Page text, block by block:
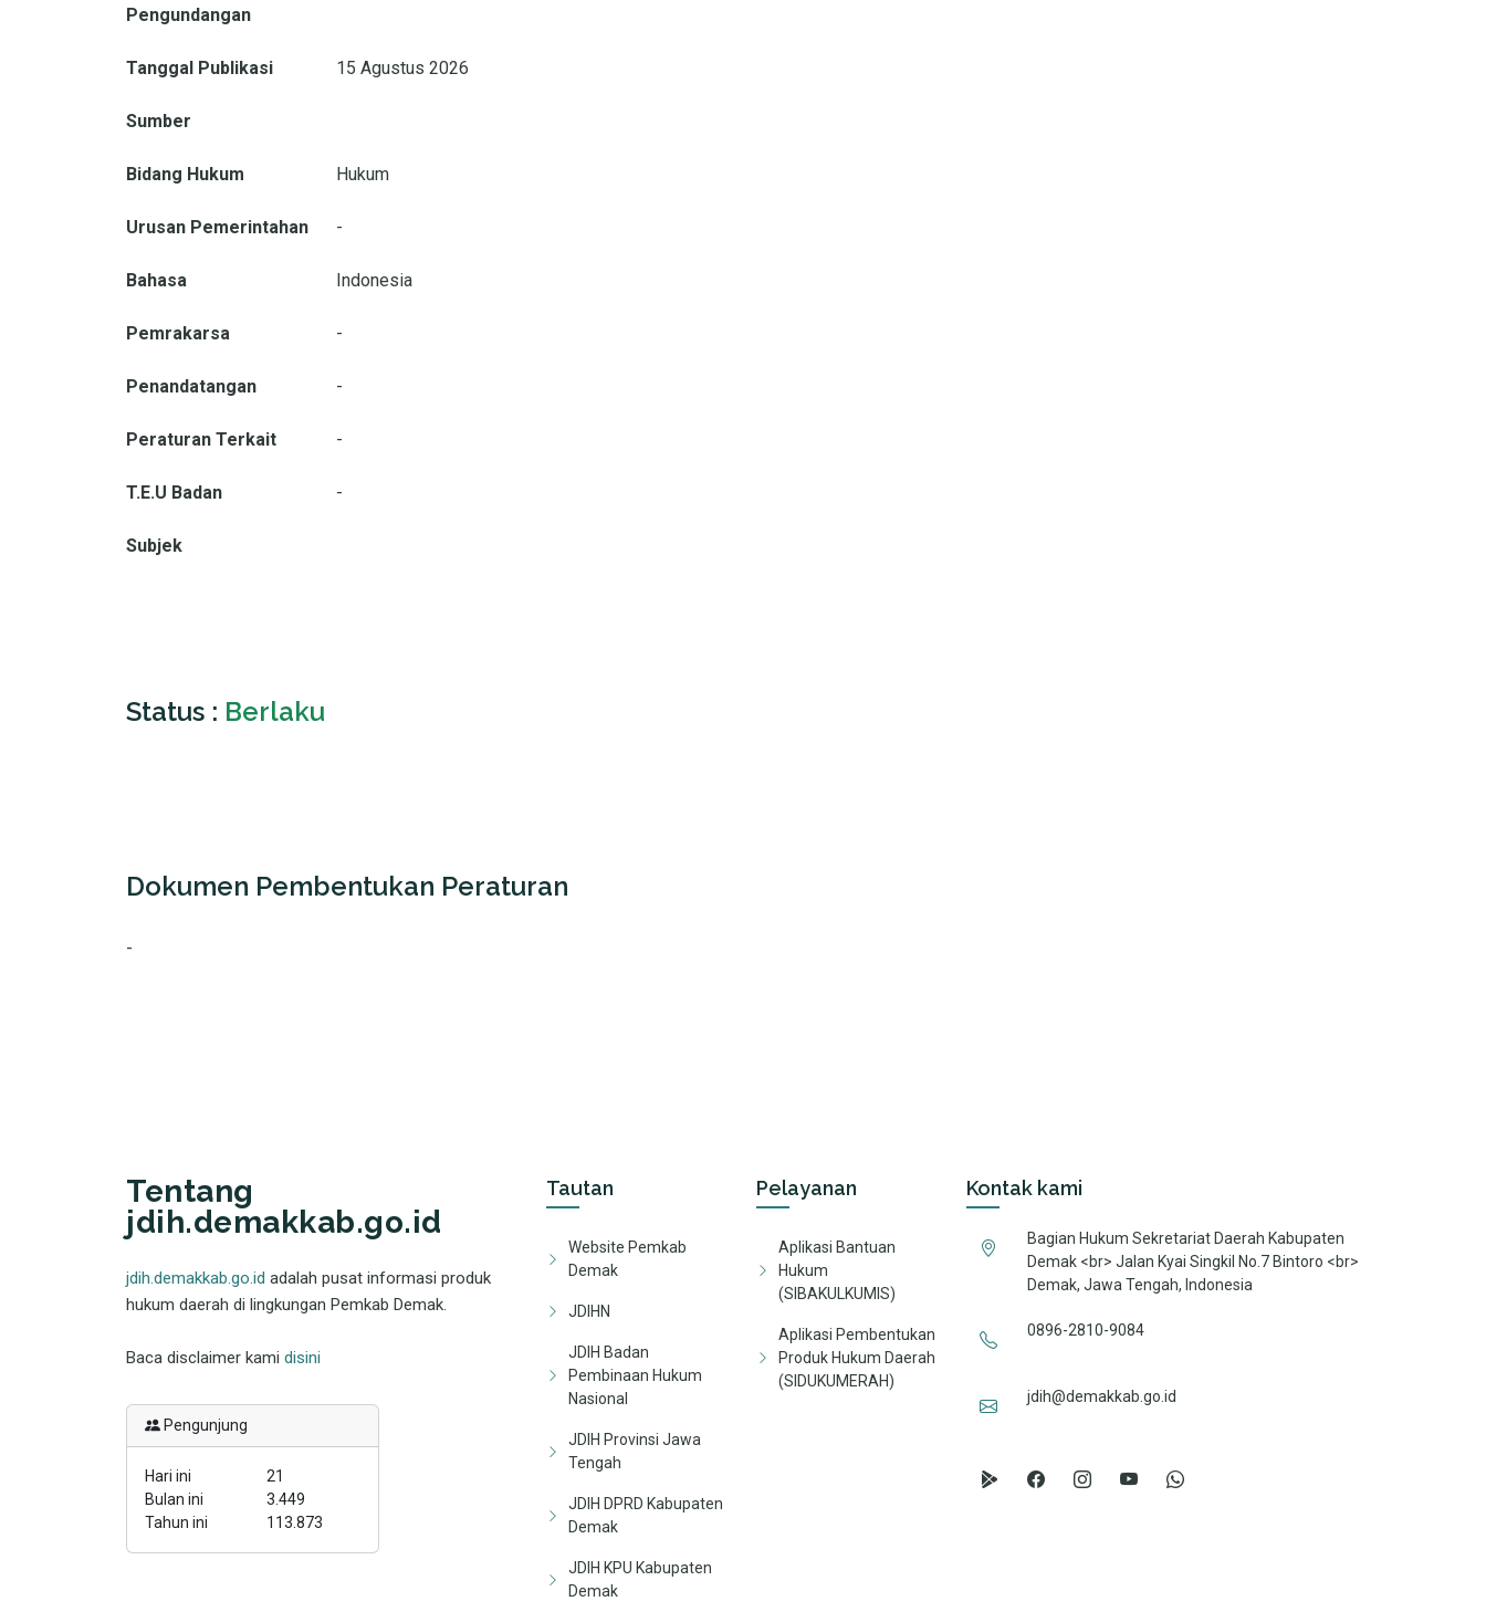
Pengundangan
Tanggal Publikasi 15 Agustus 2026
Sumber
Bidang Hukum Hukum
Urusan Pemerintahan -
Bahasa Indonesia
Pemrakarsa -
Penandatangan -
Peraturan Terkait -
T.E.U Badan -
Subjek
Status : Berlaku
Dokumen Pembentukan Peraturan
-
Tentang
jdih.demakkab.go.id
jdih.demakkab.go.id adalah pusat informasi produk
hukum daerah di lingkungan Pemkab Demak.
Baca disclaimer kami disini
Pengunjung
Hari ini
21
Bulan ini
3.449
Tahun ini
113.873
Tautan
Website Pemkab
Demak
JDIHN
JDIH Badan
Pembinaan Hukum
Nasional
JDIH Provinsi Jawa
Tengah
JDIH DPRD Kabupaten
Demak
JDIH KPU Kabupaten
Demak
Pelayanan
Aplikasi Bantuan
Hukum
(SIBAKULKUMIS)
Aplikasi Pembentukan
Produk Hukum Daerah
(SIDUKUMERAH)
Kontak kami
Bagian Hukum Sekretariat Daerah Kabupaten
Demak <br> Jalan Kyai Singkil No.7 Bintoro <br>
Demak, Jawa Tengah, Indonesia
0896-2810-9084
jdih@demakkab.go.id